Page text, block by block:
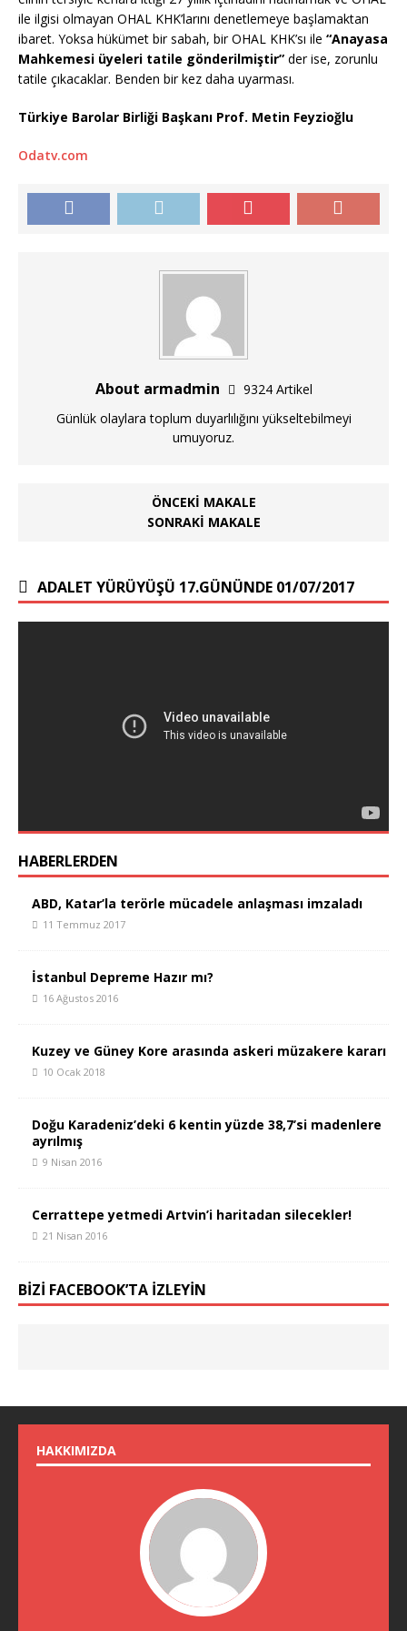
ile ilgisi olmayan OHAL KHK’larını denetlemeye başlamaktan
ibaret. Yoksa hükümet bir sabah, bir OHAL KHK’sı ile “Anayasa
Mahkemesi üyeleri tatile gönderilmiştir” der ise, zorunlu
tatile çıkacaklar. Benden bir kez daha uyarması.
Türkiye Barolar Birliği Başkanı Prof. Metin Feyzioğlu
Odatv.com
About armadmin
9324 Artikel
Günlük olaylara toplum duyarlılığını yükseltebilmeyi
umuyoruz.
ÖNCEKI MAKALE
SONRAKI MAKALE
ADALET YÜRÜYÜŞÜ 17.GÜNÜNDE 01/07/2017
HABERLERDEN
ABD, Katar’la terörle mücadele anlaşması imzaladı
11 Temmuz 2017
İstanbul Depreme Hazır mı?
16 Ağustos 2016
Kuzey ve Güney Kore arasında askeri müzakere kararı
10 Ocak 2018
Doğu Karadeniz’deki 6 kentin yüzde 38,7’si madenlere
ayrılmış
9 Nisan 2016
Cerrattepe yetmedi Artvin’i haritadan silecekler!
21 Nisan 2016
BIZI FACEBOOK’TA İZLEYIN
HAKKIMIZDA